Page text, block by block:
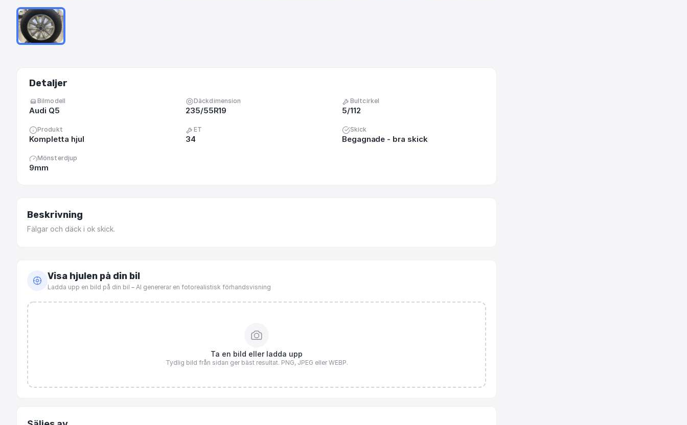
Detaljer
Bilmodell
Audi Q5
Däckdimension
235/55R19
Bultcirkel
5/112
Produkt
Kompletta hjul
ET
34
Skick
Begagnade - bra skick
Mönsterdjup
9mm
Beskrivning
Fälgar och däck i ok skick.
Visa hjulen på din bil
Ladda upp en bild på din bil – AI genererar en fotorealistisk förhandsvisning
Ta en bild eller ladda upp
Tydlig bild från sidan ger bäst resultat. PNG, JPEG eller WEBP.